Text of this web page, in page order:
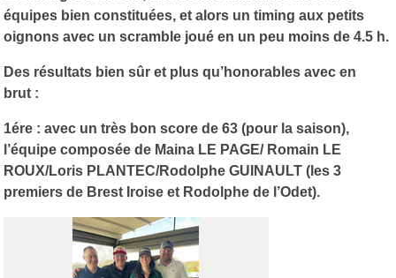
équipes bien constituées, et alors un timing aux petits
oignons avec un scramble joué en un peu moins de 4.5 h.
Des résultats bien sûr et plus qu’honorables avec en
brut :
1ére : avec un très bon score de 63 (pour la saison),
l’équipe composée de Maina LE PAGE/ Romain LE
ROUX/Loris PLANTEC/Rodolphe GUINAULT (les 3
premiers de Brest Iroise et Rodolphe de l’Odet).